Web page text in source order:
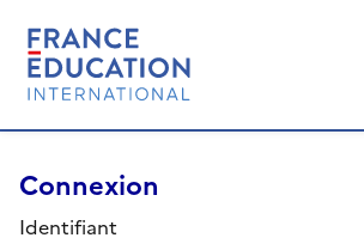
Connexion
Identifiant